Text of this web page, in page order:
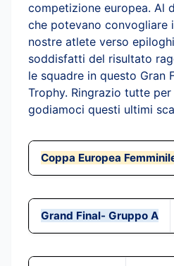
competizione europea. Al
che potevano convogliare
nostre atlete verso
soddisfatti del risultato
le squadre in questo Gran
Trophy. Ringrazio tutte
godiamoci questi ultimi
Coppa Europea
Grand Final- Gruppo A